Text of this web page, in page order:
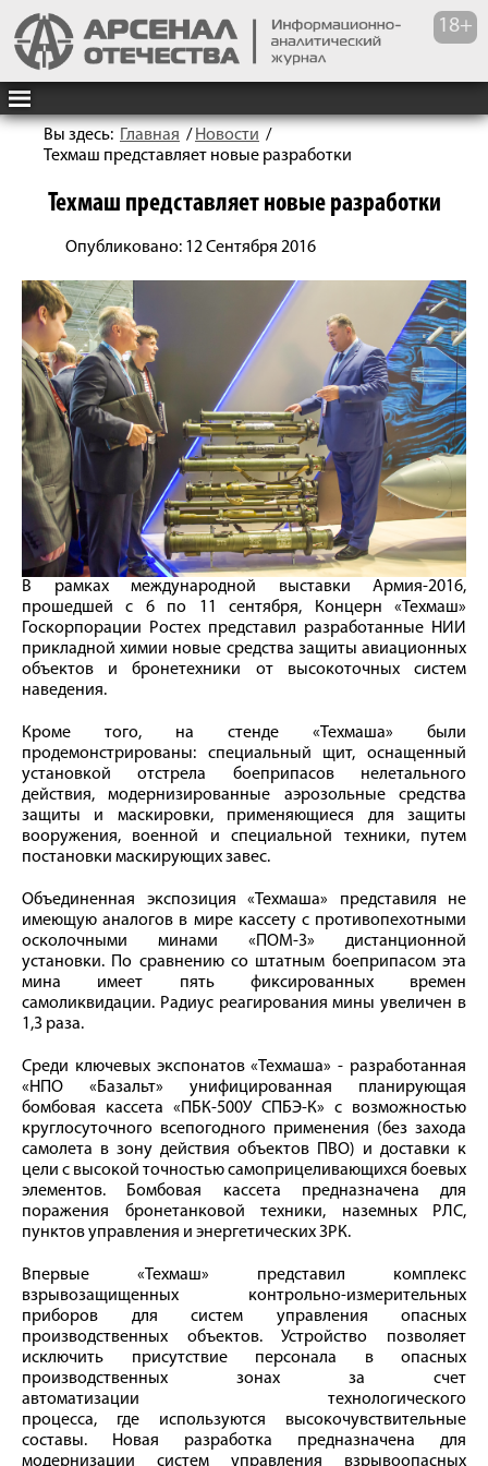
Вы здесь: Главная / Новости /
Техмаш представляет новые разработки
Техмаш представляет новые разработки
Опубликовано: 12 Сентября 2016
В рамках международной выставки Армия-2016,
прошедшей с 6 по 11 сентября, Концерн «Техмаш»
Госкорпорации Ростех представил разработанные НИИ
прикладной химии новые средства защиты авиационных
объектов и бронетехники от высокоточных систем
наведения.
Кроме того, на стенде «Техмаша» были
продемонстрированы: специальный щит, оснащенный
установкой отстрела боеприпасов нелетального
действия, модернизированные аэрозольные средства
защиты и маскировки, применяющиеся для защиты
вооружения, военной и специальной техники, путем
постановки маскирующих завес.
Объединенная экспозиция «Техмаша» представиля не
имеющую аналогов в мире кассету с противопехотными
осколочными минами «ПОМ-3» дистанционной
установки. По сравнению со штатным боеприпасом эта
мина имеет пять фиксированных времен
самоликвидации. Радиус реагирования мины увеличен в
1,3 раза.
Среди ключевых экспонатов «Техмаша» - разработанная
«НПО «Базальт» унифицированная планирующая
бомбовая кассета «ПБК-500У СПБЭ-К» с возможностью
круглосуточного всепогодного применения (без захода
самолета в зону действия объектов ПВО) и доставки к
цели с высокой точностью самоприцеливающихся боевых
элементов. Бомбовая кассета предназначена для
поражения бронетанковой техники, наземных РЛС,
пунктов управления и энергетических ЗРК.
Впервые «Техмаш» представил комплекс
взрывозащищенных контрольно-измерительных
приборов для систем управления опасных
производственных объектов. Устройство позволяет
исключить присутствие персонала в опасных
производственных зонах за счет
автоматизации технологического
процесса, где используются высокочувствительные
составы. Новая разработка предназначена для
модернизации систем управления взрывоопасных